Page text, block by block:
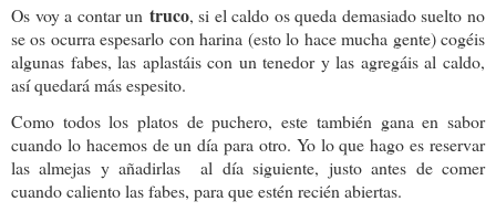
Os voy a contar un truco, si el caldo os queda demasiado suelto no
se os ocurra espesarlo con harina (esto lo hace mucha gente) cogéis
algunas fabes, las aplastáis con un tenedor y las agregáis al caldo,
así quedará más espesito.
Como todos los platos de puchero, este también gana en sabor
cuando lo hacemos de un día para otro. Yo lo que hago es reservar
las almejas y añadirlas al día siguiente, justo antes de comer
cuando caliento las fabes, para que estén recién abiertas.